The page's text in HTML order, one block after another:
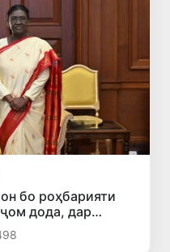
бо роҳбарияти
дода, дар
Ҳиндустон